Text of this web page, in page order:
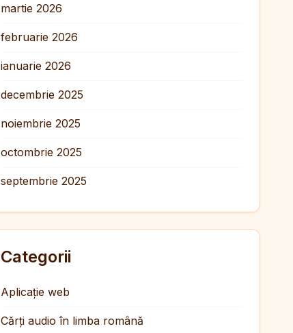
martie 2026
februarie 2026
ianuarie 2026
decembrie 2025
noiembrie 2025
octombrie 2025
septembrie 2025
Categorii
Aplicație web
Cărți audio în limba română